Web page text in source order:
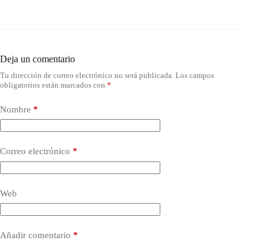
Deja un comentario
Tu dirección de correo electrónico no será publicada. Los campos
obligatorios están marcados con *
Nombre *
Correo electrónico *
Web
Añadir comentario *